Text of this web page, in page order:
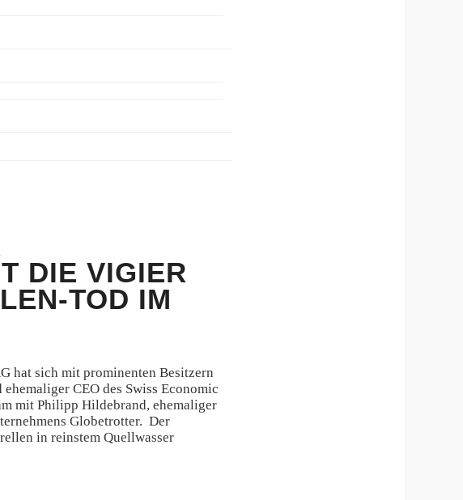
DIE VIGIER
TOD IM
hat sich mit prominenten Besitzern
CEO des Swiss Economic
mit Philipp Hildebrand, ehemaliger
Globetrotter. Der
in reinstem Quellwasser